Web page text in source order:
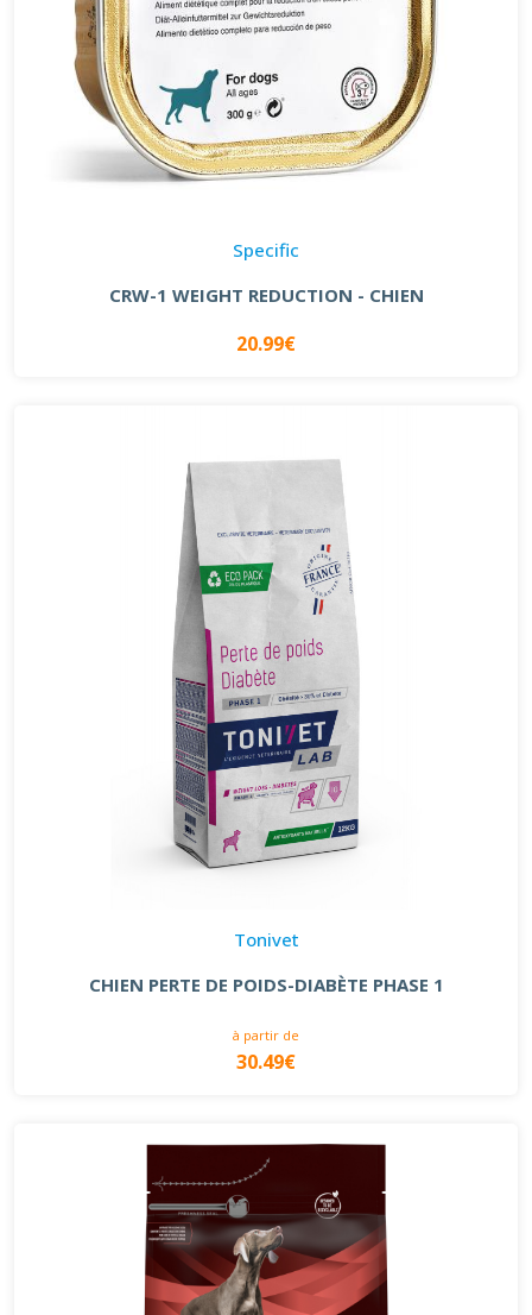
Specific
CRW-1 WEIGHT REDUCTION - CHIEN
20.99€
Tonivet
CHIEN PERTE DE POIDS-DIABÈTE PHASE 1
à partir de
30.49€